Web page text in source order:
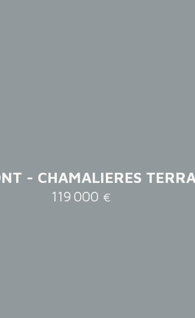
- CHAMALIERES
119 000 €